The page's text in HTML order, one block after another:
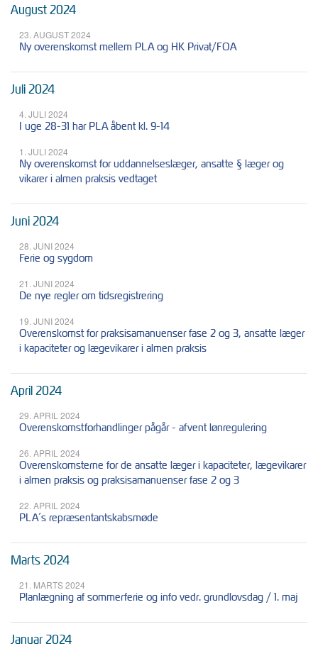
August 2024
23. AUGUST 2024
Ny overenskomst mellem PLA og HK Privat/FOA
Juli 2024
4. JULI 2024
I uge 28-31 har PLA åbent kl. 9-14
1. JULI 2024
Ny overenskomst for uddannelseslæger, ansatte § læger og
vikarer i almen praksis vedtaget
Juni 2024
28. JUNI 2024
Ferie og sygdom
21. JUNI 2024
De nye regler om tidsregistrering
19. JUNI 2024
Overenskomst for praksisamanuenser fase 2 og 3, ansatte læger
i kapaciteter og lægevikarer i almen praksis
April 2024
29. APRIL 2024
Overenskomstforhandlinger pågår - afvent lønregulering
26. APRIL 2024
Overenskomsterne for de ansatte læger i kapaciteter, lægevikarer
i almen praksis og praksisamanuenser fase 2 og 3
22. APRIL 2024
PLA´s repræsentantskabsmøde
Marts 2024
21. MARTS 2024
Planlægning af sommerferie og info vedr. grundlovsdag / 1. maj
Januar 2024